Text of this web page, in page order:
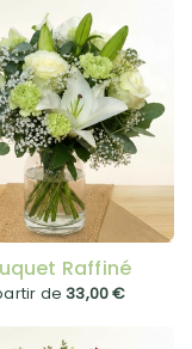
Raffiné
de33,00 €